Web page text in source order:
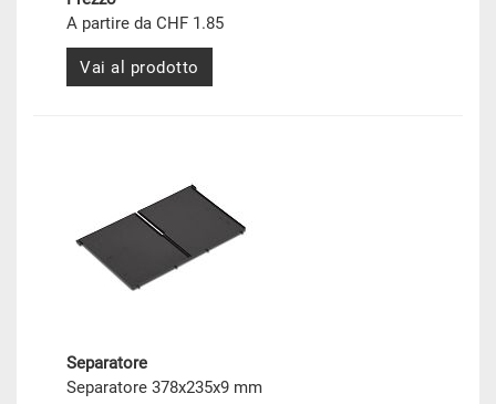
A partire da CHF 1.85
Vai al prodotto
Separatore
Separatore 378x235x9 mm